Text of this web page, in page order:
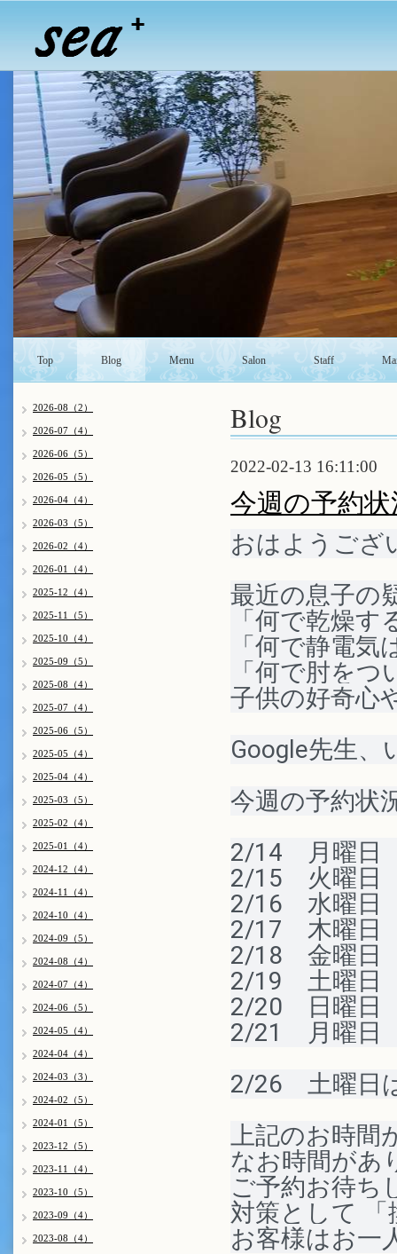
Top Blog Menu Salon Staff
Blog
2022-02-13 16:11:00
今週の予約
おはようご
最近の息子の
「何で乾燥す
「何で静電
「何で肘を
子供の好奇心
Google先生
今週の予約状
2/14　月曜日
2/15　火曜日
2/16　水曜日
2/17　木曜日
2/18　金曜日
2/19　土曜日
2/20　日曜日
2/21　月曜日
2/26　土曜日
上記のお時間
なお時間があ
ご予約お待ち
対策として
お客様はお一
2026-08（2）
2026-07（4）
2026-06（5）
2026-05（5）
2026-04（4）
2026-03（5）
2026-02（4）
2026-01（4）
2025-12（4）
2025-11（5）
2025-10（4）
2025-09（5）
2025-08（4）
2025-07（4）
2025-06（5）
2025-05（4）
2025-04（4）
2025-03（5）
2025-02（4）
2025-01（4）
2024-12（4）
2024-11（4）
2024-10（4）
2024-09（5）
2024-08（4）
2024-07（4）
2024-06（5）
2024-05（4）
2024-04（4）
2024-03（3）
2024-02（5）
2024-01（5）
2023-12（5）
2023-11（4）
2023-10（5）
2023-09（4）
2023-08（4）